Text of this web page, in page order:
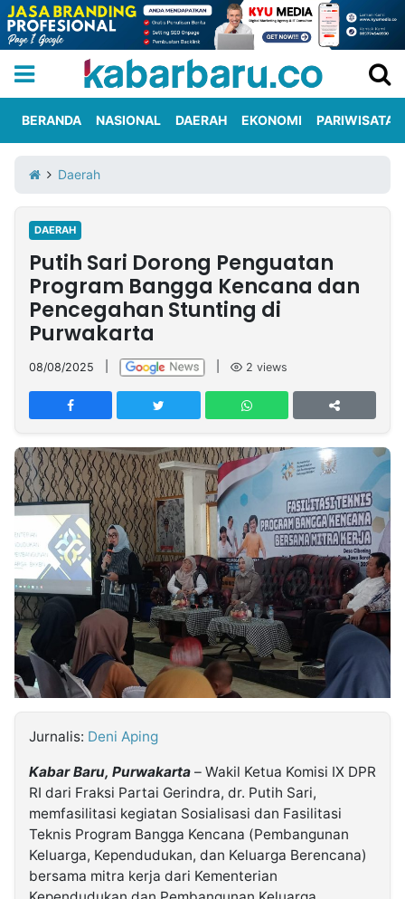
Iklan
Berita
Kami
Nasional
International
Olahraga
Entertainment
Daerah
Pariwisata
Kuliner
Kolom
Network
PT
TREETAN
MULTIMEDIA
INDONESIA
Partner
Insight
NTB
Suara
Time
Lens
IDN
Daily
Jogja
Jalan
Rakyat
Idealita
News
Kita
Notice
Dinamikapost.com
Radar
Baru
Seedbacklink
Follow
Kabarbaru
2026
BERANDA NASIONAL DAERAH EKONOMI PARIWISATA
Daerah
DAERAH
Putih Sari Dorong Penguatan
Program Bangga Kencana dan
Pencegahan Stunting di
Purwakarta
08/08/2025 2 views
Jurnalis: Deni Aping
Kabar Baru, Purwakarta – Wakil Ketua Komisi IX DPR
RI dari Fraksi Partai Gerindra, dr. Putih Sari,
memfasilitasi kegiatan Sosialisasi dan Fasilitasi
Teknis Program Bangga Kencana (Pembangunan
Keluarga, Kependudukan, dan Keluarga Berencana)
bersama mitra kerja dari Kementerian